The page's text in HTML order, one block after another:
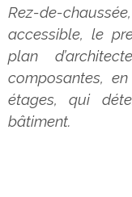
Rez-de-
accessible, le
plan
composantes,
étages, qui
bâtiment.